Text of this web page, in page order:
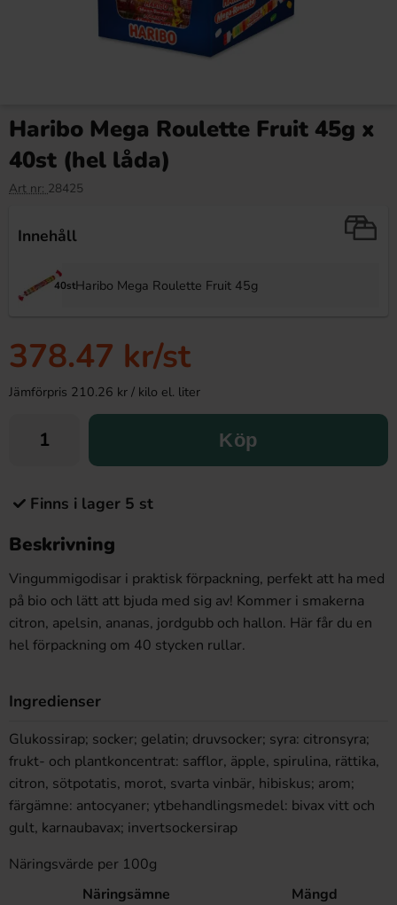
Haribo Mega Roulette Fruit 45g x
40st (hel låda)
Art nr: 28425
Innehåll
40stHaribo Mega Roulette Fruit 45g
378.47 kr/st
Jämförpris 210.26 kr / kilo el. liter
Köp
Finns i lager 5 st
Beskrivning
Vingummigodisar i praktisk förpackning, perfekt att ha med
på bio och lätt att bjuda med sig av! Kommer i smakerna
citron, apelsin, ananas, jordgubb och hallon. Här får du en
hel förpackning om 40 stycken rullar.
Ingredienser
Glukossirap; socker; gelatin; druvsocker; syra: citronsyra;
frukt- och plantkoncentrat: safflor, äpple, spirulina, rättika,
citron, sötpotatis, morot, svarta vinbär, hibiskus; arom;
färgämne: antocyaner; ytbehandlingsmedel: bivax vitt och
gult, karnaubavax; invertsockersirap
Näringsvärde per 100g
Näringsämne
Mängd